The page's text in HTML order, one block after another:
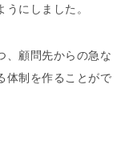
にしました。
、顧問先からの急な
体制を作ることがで